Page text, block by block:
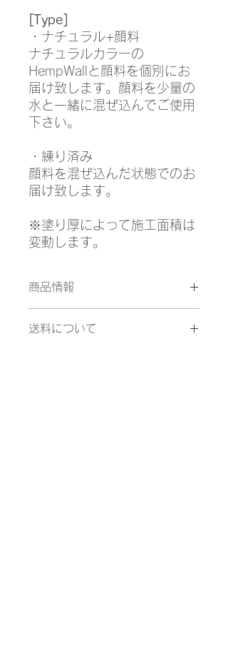
[Type]
・ナチュラル+顔料
ナチュラルカラーの
HempWallと顔料を個別にお
届け致します。顔料を少量の
水と一緒に混ぜ込んでご使用
下さい。
・練り済み
顔料を混ぜ込んだ状態でのお
届け致します。
※塗り厚によって施工面積は
変動します。
商品情報
・『スムース』 1mm/約15㎡
送料について